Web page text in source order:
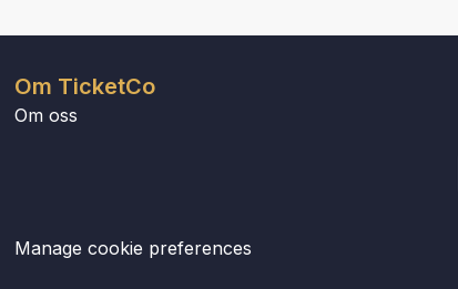
Om TicketCo
Om oss
Manage cookie preferences